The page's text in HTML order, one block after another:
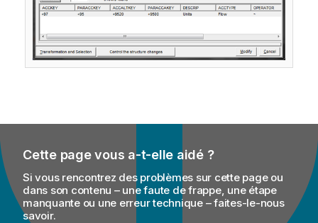
Cette page vous a-t-elle aidé ?
Si vous rencontrez des problèmes sur cette page ou
dans son contenu – une faute de frappe, une étape
manquante ou une erreur technique – faites-le-nous
savoir.